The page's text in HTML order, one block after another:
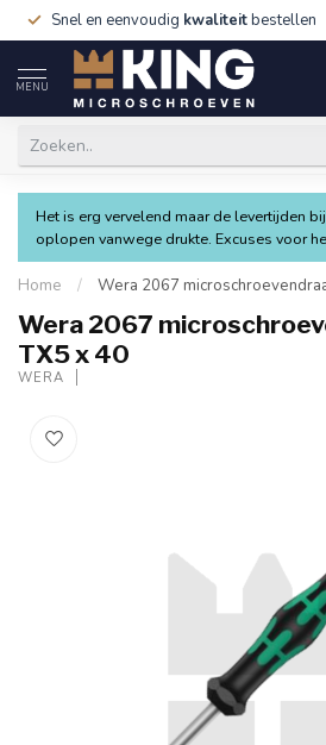
Snel en eenvoudig kwaliteitbestellen
MENU
Het is erg vervelend maar de levertijden
oplopen vanwege drukte. Excuses voor
Home / Wera 2067
Wera 2067
TX5 x 40
WERA